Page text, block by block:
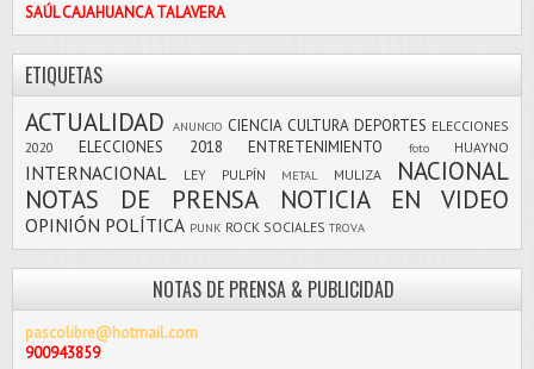
SAÚL CAJAHUANCA TALAVERA
ETIQUETAS
ACTUALIDAD ANUNCIO CIENCIA CULTURA DEPORTES ELECCIONES
2020
ELECCIONES 2018 ENTRETENIMIENTO foto HUAYNO
INTERNACIONAL LEY PULPÍN METAL MULIZA
NACIONAL
NOTAS DE PRENSA
NOTICIA EN VIDEO
OPINIÓN POLÍTICA PUNK ROCK SOCIALES TROVA
NOTAS DE PRENSA & PUBLICIDAD
pascolibre@hotmail.com
900943859